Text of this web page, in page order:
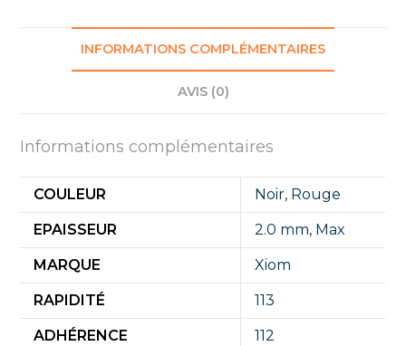
INFORMATIONS COMPLÉMENTAIRES
AVIS (0)
Informations complémentaires
COULEUR Noir, Rouge
EPAISSEUR 2.0 mm, Max
MARQUE Xiom
RAPIDITÉ 113
ADHÉRENCE 112